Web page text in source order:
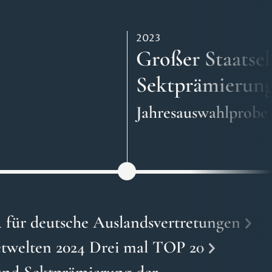
deutsche Auslandsvertretungen
2024 Drei mal TOP 20
2023
Großer